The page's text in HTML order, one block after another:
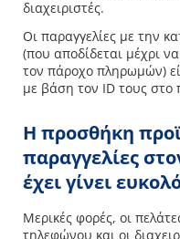
διαχειριστές.
Οι παραγγελίες με την
(που αποδίδεται μέχρι
τον πάροχο πληρωμών)
με βάση τον ID τους στο
Η προσθήκη
παραγγελίες
έχει γίνει
Μερικές φορές, οι
τηλεφώνου και οι